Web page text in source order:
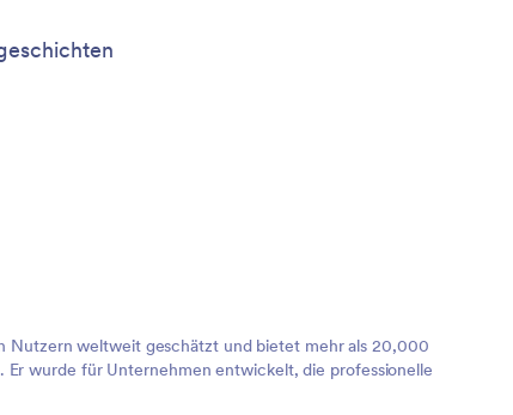
Nutzern weltweit geschätzt und bietet mehr als 20,000
wurde für Unternehmen entwickelt, die professionelle